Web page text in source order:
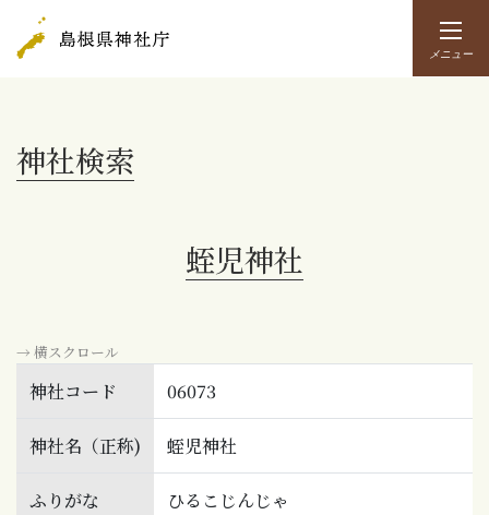
メニュー
神社検索
蛭児神社
→ 横スクロール
神社コード 06073
神社名（正称) 蛭児神社
ふりがな ひるこじんじゃ